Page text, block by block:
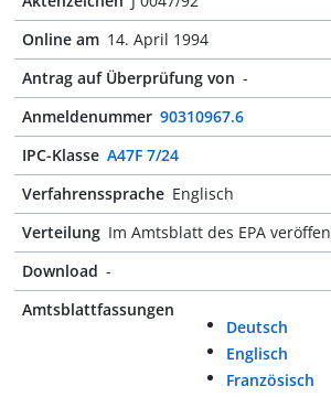
Online am 14. April 1994
Antrag auf Überprüfung von -
Anmeldenummer 90310967.6
IPC-Klasse A47F 7/24
Verfahrenssprache Englisch
Verteilung Im Amtsblatt des EPA
Download -
Amtsblattfassungen
Deutsch
Englisch
Französisch